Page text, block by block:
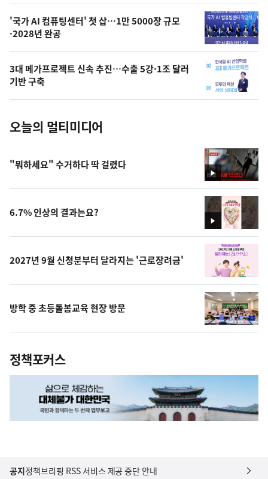
오
의
사
진
'국가 AI 컴퓨팅센터' 첫 삽…1만 5000장 규모
·2028년 완공
3대 메가프로젝트 신속 추진…수출 5강·1조 달러
기반 구축
오늘의 멀티미디어
영
상
"뭐하세요" 수거하다 딱 걸렸다
영
상
6.7% 인상의 결과는요?
2027년 9월 신청분부터 달라지는 '근로장려금'
방학 중 초등돌봄교육 현장 방문
정책포커스
공지정책브리핑 RSS 서비스 제공 중단 안내